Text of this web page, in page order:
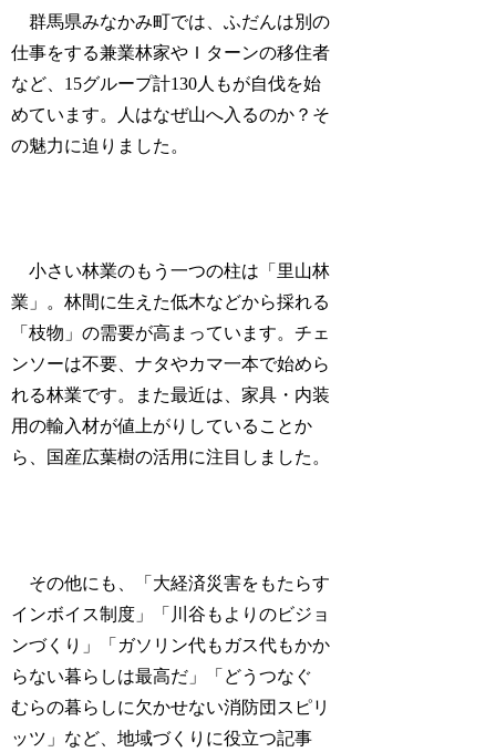
群馬県みなかみ町では、ふだんは別の
仕事をする兼業林家やＩターンの移住者
など、15グループ計130人もが自伐を始
めています。人はなぜ山へ入るのか？そ
の魅力に迫りました。
小さい林業のもう一つの柱は「里山林
業」。林間に生えた低木などから採れる
「枝物」の需要が高まっています。チェ
ンソーは不要、ナタやカマ一本で始めら
れる林業です。また最近は、家具・内装
用の輸入材が値上がりしていることか
ら、国産広葉樹の活用に注目しました。
その他にも、「大経済災害をもたらす
インボイス制度」「川谷もよりのビジョ
ンづくり」「ガソリン代もガス代もかか
らない暮らしは最高だ」「どうつなぐ
むらの暮らしに欠かせない消防団スピリ
ッツ」など、地域づくりに役立つ記事